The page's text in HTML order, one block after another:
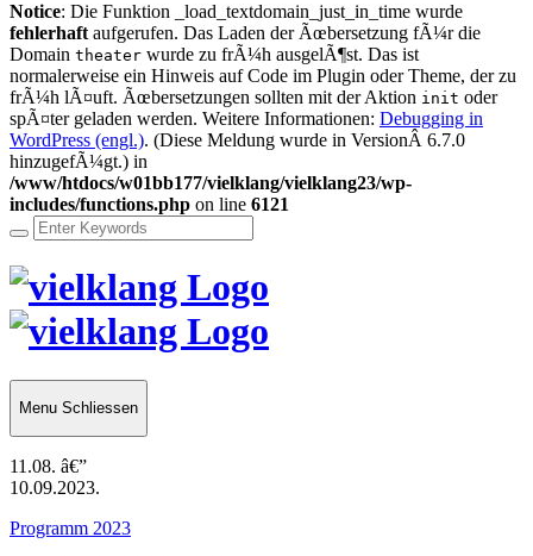
Notice: Die Funktion _load_textdomain_just_in_time wurde
fehlerhaft aufgerufen. Das Laden der Ãœbersetzung fÃ¼r die
Domain theater wurde zu frÃ¼h ausgelÃ¶st. Das ist
normalerweise ein Hinweis auf Code im Plugin oder Theme, der zu
frÃ¼h lÃ¤uft. Ãœbersetzungen sollten mit der Aktion init oder
spÃ¤ter geladen werden. Weitere Informationen: Debugging in
WordPress (engl.). (Diese Meldung wurde in VersionÂ 6.7.0
hinzugefÃ¼gt.) in
/www/htdocs/w01bb177/vielklang/vielklang23/wp-
includes/functions.php on line 6121
Menu Schliessen
11.08. â€”
10.09.2023.
Programm 2023